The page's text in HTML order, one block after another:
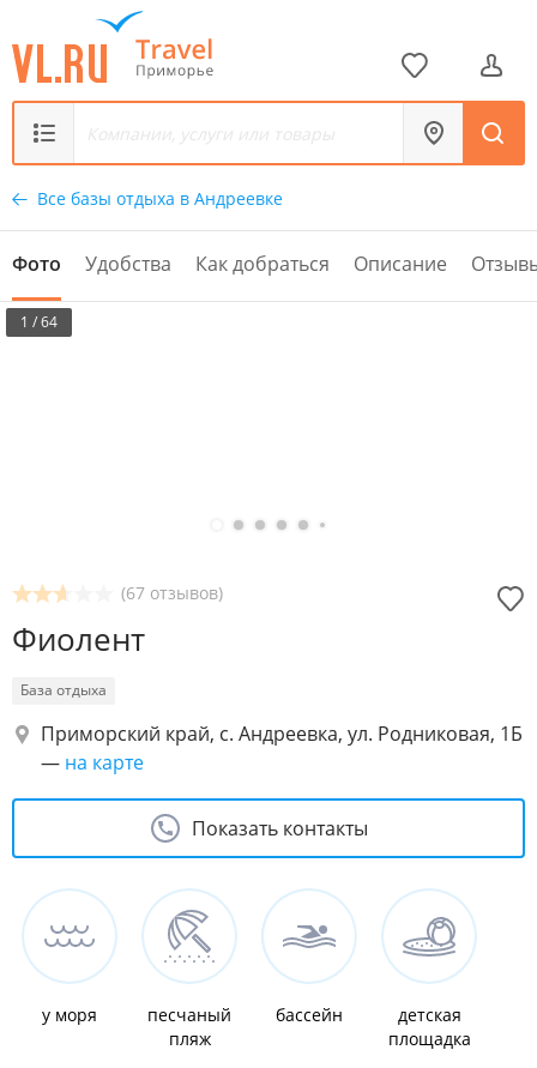
Все базы отдыха в Андреевке
Фото Удобства Как добраться Описание
1 / 64
(67 отзывов)
Фиолент
База отдыха
Приморский край, с. Андреевка, ул. Родниковая, 1Б
— на карте
Показать контакты
у моря
песчаный
пляж
бассейн
детская
площадка